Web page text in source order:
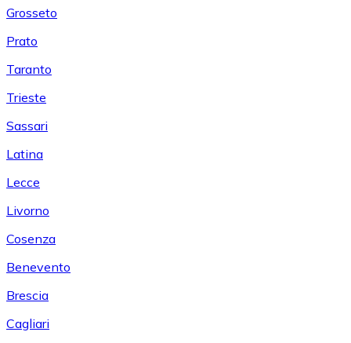
Grosseto
Prato
Taranto
Trieste
Sassari
Latina
Lecce
Livorno
Cosenza
Benevento
Brescia
Cagliari